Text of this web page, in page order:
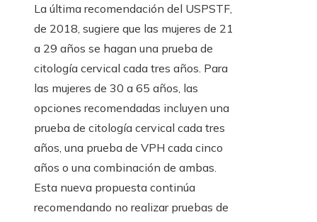
La última recomendación del USPSTF,
de 2018, sugiere que las mujeres de 21
a 29 años se hagan una prueba de
citología cervical cada tres años. Para
las mujeres de 30 a 65 años, las
opciones recomendadas incluyen una
prueba de citología cervical cada tres
años, una prueba de VPH cada cinco
años o una combinación de ambas.
Esta nueva propuesta continúa
recomendando no realizar pruebas de